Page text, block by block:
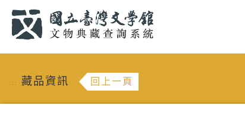
::: 藏品資訊 回上一頁